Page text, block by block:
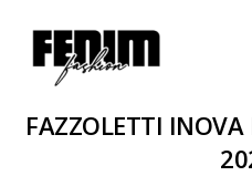
FAZZOLETTI